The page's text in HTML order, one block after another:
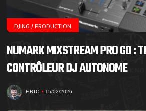
DJING / PRODUCTION
NUMARK MIXSTREAM PRO GO :
CONTRÔLEUR DJ AUTONOME
ERIC 15/02/2026